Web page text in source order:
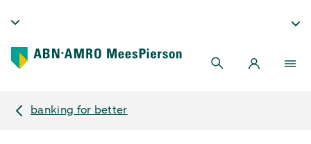
banking for better